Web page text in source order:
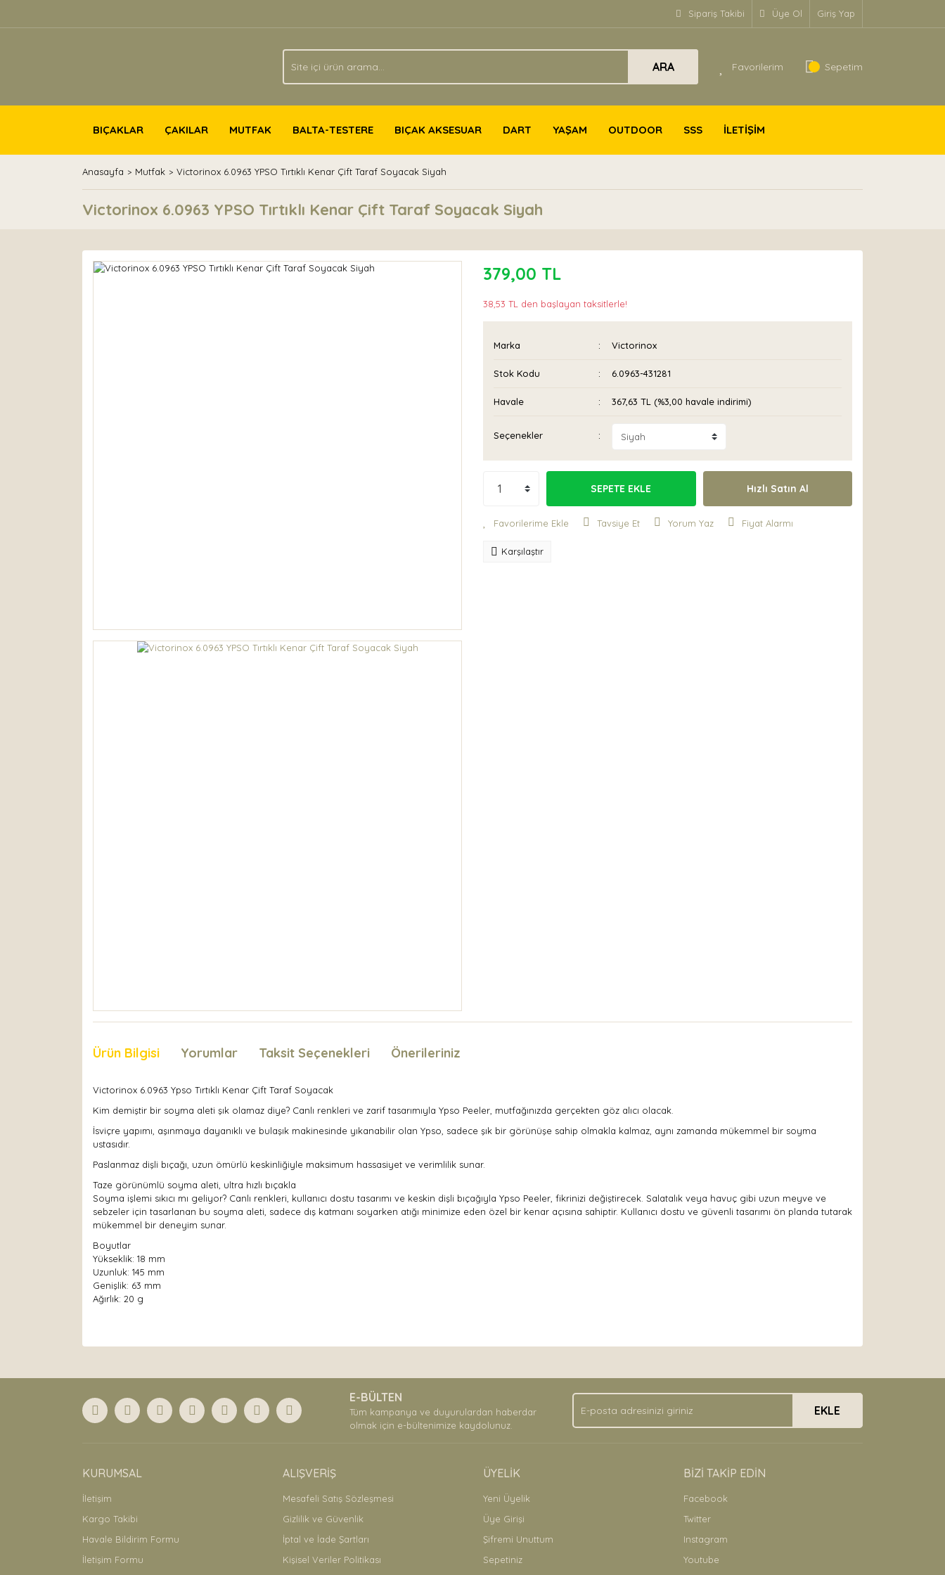
Sipariş Takibi Üye Ol Giriş Yap
ARA Favorilerim Sepetim
BIÇAKLAR ÇAKILAR MUTFAK BALTA-TESTERE BIÇAK AKSESUAR DART YAŞAM OUTDOOR SSS İLETİŞİM
Anasayfa Mutfak Victorinox 6.0963 YPSO Tırtıklı Kenar Çift Taraf Soyacak Siyah
Victorinox 6.0963 YPSO Tırtıklı Kenar Çift Taraf Soyacak Siyah
379,00 TL
38,53 TL den başlayan taksitlerle!
Marka Victorinox
Stok Kodu 6.0963-431281
Havale 367,63 TL (%3,00 havale indirimi)
Seçenekler
SEPETE EKLE Hızlı Satın Al
Tavsiye Et Yorum Yaz Fiyat Alarmı
Karşılaştır
Ürün Bilgisi Yorumlar Taksit Seçenekleri Önerileriniz
Victorinox 6.0963 Ypso Tırtıklı Kenar Çift Taraf Soyacak
Kim demiştir bir soyma aleti şık olamaz diye? Canlı renkleri ve zarif tasarımıyla Ypso Peeler, mutfağınızda gerçekten göz alıcı olacak.
İsviçre yapımı, aşınmaya dayanıklı ve bulaşık makinesinde yıkanabilir olan Ypso, sadece şık bir görünüşe sahip olmakla kalmaz, aynı zamanda mükemmel bir soyma
ustasıdır.
Paslanmaz dişli bıçağı, uzun ömürlü keskinliğiyle maksimum hassasiyet ve verimlilik sunar.
Taze görünümlü soyma aleti, ultra hızlı bıçakla
Soyma işlemi sıkıcı mı geliyor? Canlı renkleri, kullanıcı dostu tasarımı ve keskin dişli bıçağıyla Ypso Peeler, fikrinizi değiştirecek. Salatalık veya havuç gibi uzun meyve ve
sebzeler için tasarlanan bu soyma aleti, sadece dış katmanı soyarken atığı minimize eden özel bir kenar açısına sahiptir. Kullanıcı dostu ve güvenli tasarımı ön planda tutarak
mükemmel bir deneyim sunar.
Boyutlar
Yükseklik: 18 mm
Uzunluk: 145 mm
Genişlik: 63 mm
Ağırlık: 20 g
Ürün açıklamasında eksik bilgiler bulunuyor.
Bu ürüne benzer farklı alternatifler olmalı.
Gönder
E-BÜLTEN
Tüm kampanya ve duyurulardan haberdar
olmak için e-bültenimize kaydolunuz.
EKLE
KURUMSAL
İletişim
Kargo Takibi
Havale Bildirim Formu
İletişim Formu
ALIŞVERİŞ
Mesafeli Satış Sözleşmesi
Gizlilik ve Güvenlik
İptal ve İade Şartları
Kişisel Veriler Politikası
ÜYELİK
Yeni Üyelik
Üye Girişi
Şifremi Unuttum
Sepetiniz
BİZİ TAKİP EDİN
Facebook
Twitter
Instagram
Youtube